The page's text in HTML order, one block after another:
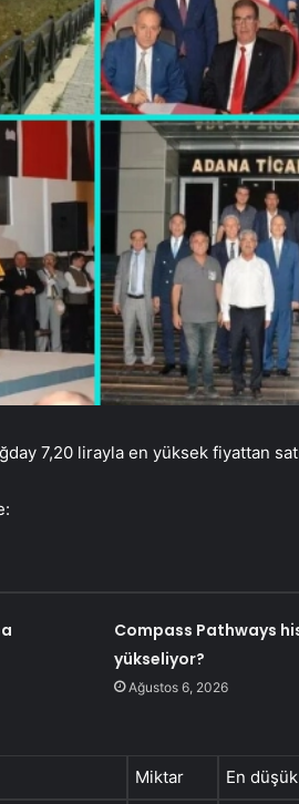
7,20 lirayla en yüksek fiyattan
Compass Pathways
yükseliyor?
Ağustos 6, 2026
Miktar En